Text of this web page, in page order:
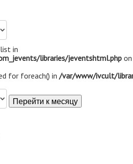
in
libraries/jeventshtml.php
for foreach() in /var/www/ivcult/
Перейти к месяцу